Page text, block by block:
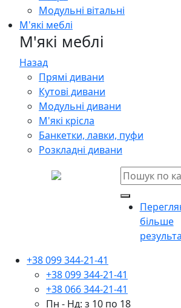
Модульні вітальні
М'які меблі
М'які меблі
Назад
Прямі дивани
Кутові дивани
Модульні дивани
М'які крісла
Банкетки, лавки, пуфи
Розкладні дивани
більше
+38 099 344-21-41
+38 099 344-21-41
+38 066 344-21-41
Пн - Нд: з 10 по 18